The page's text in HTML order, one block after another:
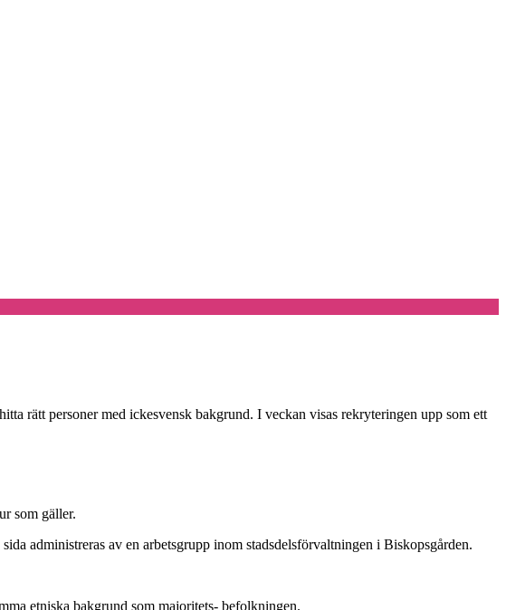
rätt personer med ickesvensk bakgrund. I veckan visas rekryteringen upp som ett
som gäller.
administreras av en arbetsgrupp inom stadsdelsförvaltningen i Biskopsgården.
etniska bakgrund som majoritets- befolkningen.